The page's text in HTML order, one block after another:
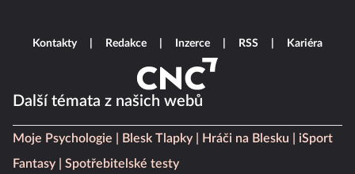
Další témata z našich webů
Moje Psychologie Blesk Tlapky Hráči na Blesku
iSport
Fantasy
Spotřebitelské testy
Kontakty Redakce Inzerce RSS Kariéra